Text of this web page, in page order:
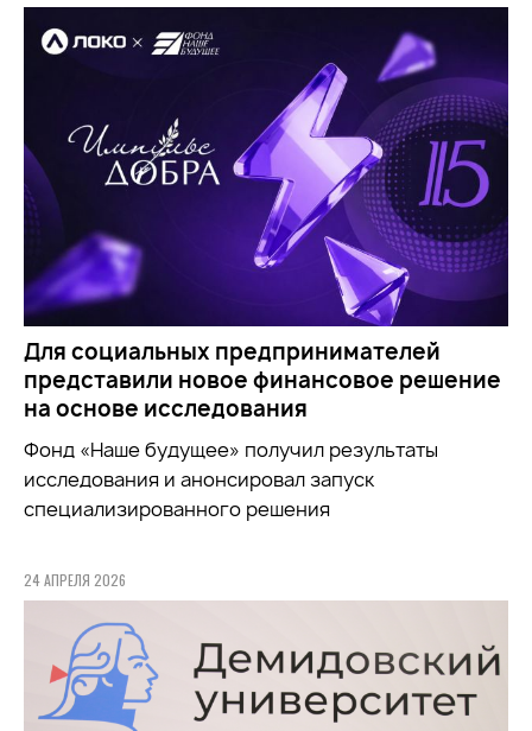
Для социальных предпринимателей
представили новое финансовое решение
на основе исследования
Фонд «Наше будущее» получил результаты
исследования и анонсировал запуск
специализированного решения
24 АПРЕЛЯ 2026